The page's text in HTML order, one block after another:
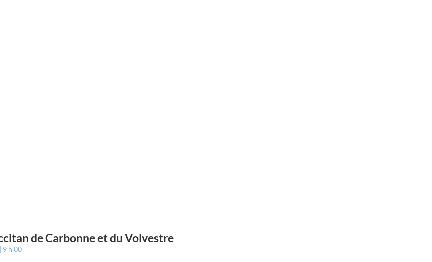
de Carbonne et du Volvestre
9 h 00